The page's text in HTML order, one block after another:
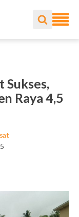
Sukses,
Raya 4,5